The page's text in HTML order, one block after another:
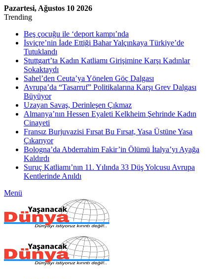
Pazartesi, Ağustos 10 2026
Trending
Beş çocuğu ile ‘deport kampı’nda
İsviçre’nin İade Ettiği Bahar Yalçınkaya Türkiye’de
Tutuklandı
Stuttgart’ta Kadın Katliamı Girişimine Karşı Kadınlar
Sokaktaydı
Sahel’den Ceuta’ya Yönelen Göç Dalgası
Avrupa’da “Tasarruf” Politikalarına Karşı Grev Dalgası
Büyüyor
Uzayan Savaş, Derinleşen Çıkmaz
Almanya’nın Hessen Eyaleti Kelkheim Şehrinde Kadın
Cinayeti
Fransız Burjuvazisi Fırsat Bu Fırsat, Yasa Üstüne Yasa
Çıkarıyor
Bologna’da Abderrahim Fakir’in Ölümü İtalya’yı Ayağa
Kaldırdı
Suruç Katliamı’nın 11. Yılında 33 Düş Yolcusu Avrupa
Kentlerinde Anıldı
Menü